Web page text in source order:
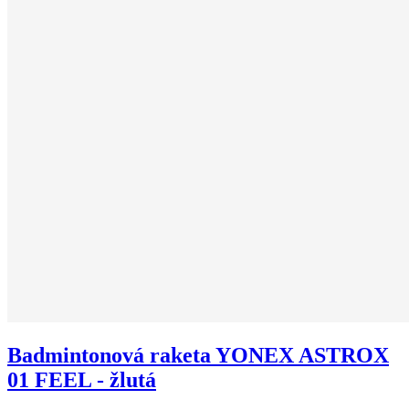
Badmintonová raketa YONEX ASTROX
01 FEEL - žlutá